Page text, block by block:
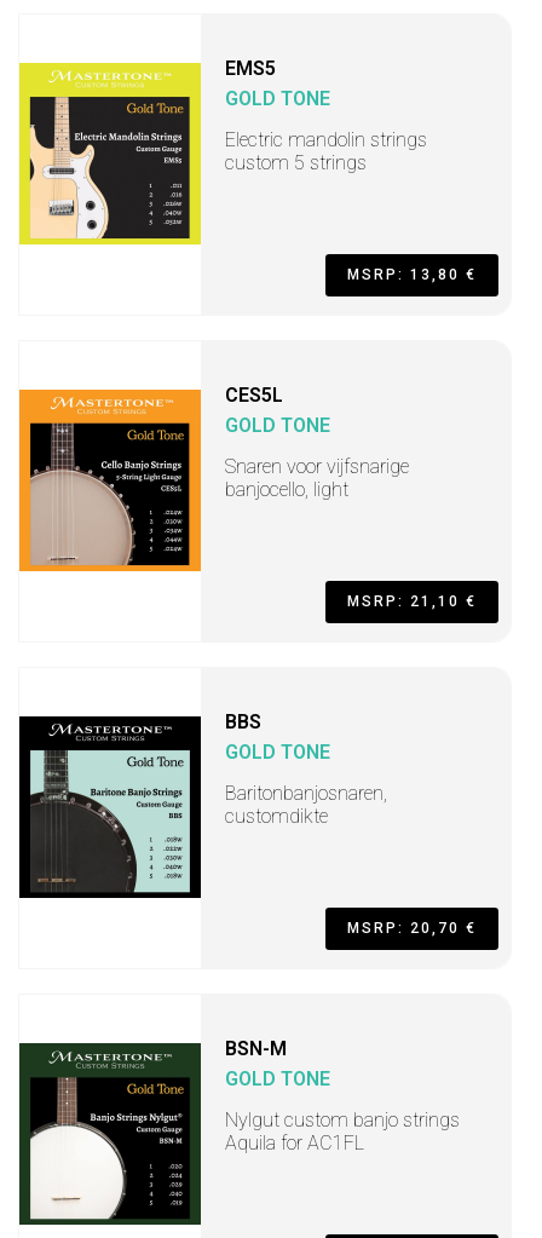
EMS5
GOLD TONE
Electric mandolin strings
custom 5 strings
MSRP: 13,80 €
CES5L
GOLD TONE
Snaren voor vijfsnarige
banjocello, light
MSRP: 21,10 €
BBS
GOLD TONE
Baritonbanjosnaren,
customdikte
MSRP: 20,70 €
BSN-M
GOLD TONE
Nylgut custom banjo strings
Aquila for AC1FL